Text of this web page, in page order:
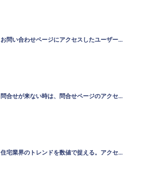
お問い合わせページにアクセスしたユーザー...
問合せが来ない時は、問合せページのアクセ...
住宅業界のトレンドを数値で捉える。アクセ...